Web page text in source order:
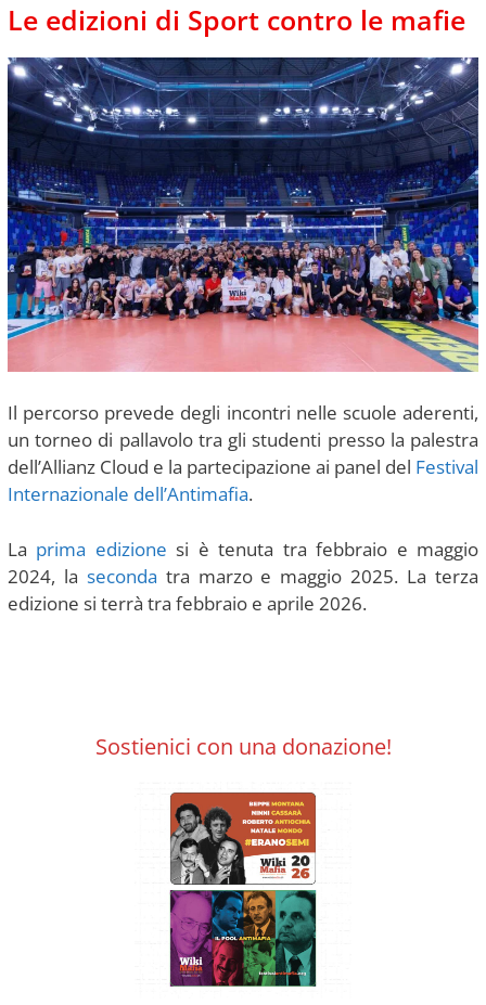
Le edizioni di Sport contro le mafie
Il percorso prevede degli incontri nelle scuole aderenti,
un torneo di pallavolo tra gli studenti presso la palestra
dell’Allianz Cloud e la partecipazione ai panel del Festival
Internazionale dell’Antimafia.
La prima edizione si è tenuta tra febbraio e maggio
2024, la seconda tra marzo e maggio 2025. La terza
edizione si terrà tra febbraio e aprile 2026.
Sostienici con una donazione!